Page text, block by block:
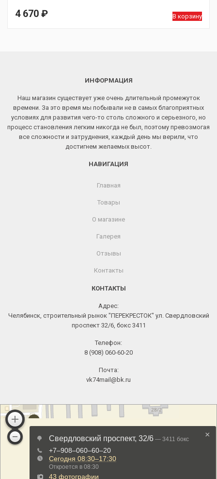
4 670 ₽ В корзину
ИНФОРМАЦИЯ
Наш магазин существует уже очень длительный промежуток
времени. За это время мы побывали не в самых благоприятных
условиях для развития чего-то столь сложного и серьезного, но
процесс становления легким никогда не был, поэтому превозмогая
все сложности и затруднения, каждый день мы верили, что
достигнем желаемых высот.
НАВИГАЦИЯ
Главная
Товары
О магазине
Галерея
Отзывы
Контакты
КОНТАКТЫ
Адрес:
Челябинск, строительный рынок "ПЕРЕКРЕСТОК" ул. Свердловский
проспект 32/6, бокс 3411
Телефон:
8 (908) 060-60-20
Почта:
vk74mail@bk.ru